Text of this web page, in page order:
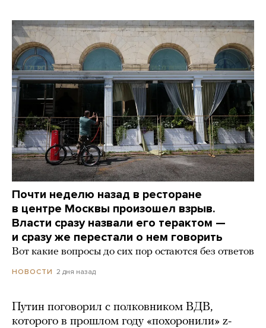
Почти неделю назад в ресторане
в центре Москвы произошел взрыв.
Власти сразу назвали его терактом —
и сразу же перестали о нем говорить
Вот какие вопросы до сих пор остаются без ответов
НОВОСТИ 2 дня назад
Путин поговорил с полковником ВДВ,
которого в прошлом году «похоронили» z-